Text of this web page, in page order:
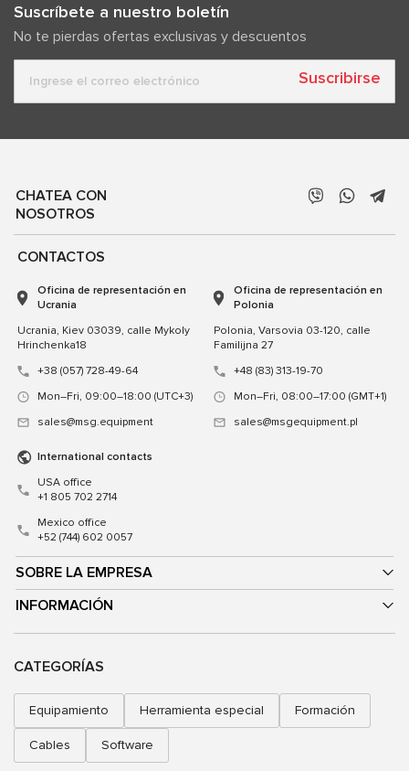
Suscríbete a nuestro boletín
No te pierdas ofertas exclusivas y descuentos
Suscribirse
CHATEA CON
NOSOTROS
SOBRE LA EMPRESA
INFORMACIÓN
CONTACTOS
Oficina de representación en
Ucrania
Ucrania, Kiev 03039, calle Mykoly
Hrinchenka18
+38 (057) 728-49-64
Mon–Fri, 09:00–18:00 (UTC+3)
sales@msg.equipment
Oficina de representación en
Polonia
Polonia, Varsovia 03-120, calle
Familijna 27
+48 (83) 313-19-70
Mon–Fri, 08:00–17:00 (GMT+1)
sales@msgequipment.pl
International contacts
USA office
+1 805 702 2714
Mexico office
+52 (744) 602 0057
CATEGORÍAS
Equipamiento Herramienta especial Formación
Cables Software